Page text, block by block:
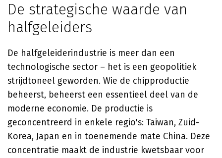
De strategische waarde van
halfgeleiders
De halfgeleiderindustrie is meer dan een
technologische sector – het is een geopolitiek
strijdtoneel geworden. Wie de chipproductie
beheerst, beheerst een essentieel deel van de
moderne economie. De productie is
geconcentreerd in enkele regio's: Taiwan, Zuid-
Korea, Japan en in toenemende mate China. Deze
concentratie maakt de industrie kwetsbaar voor